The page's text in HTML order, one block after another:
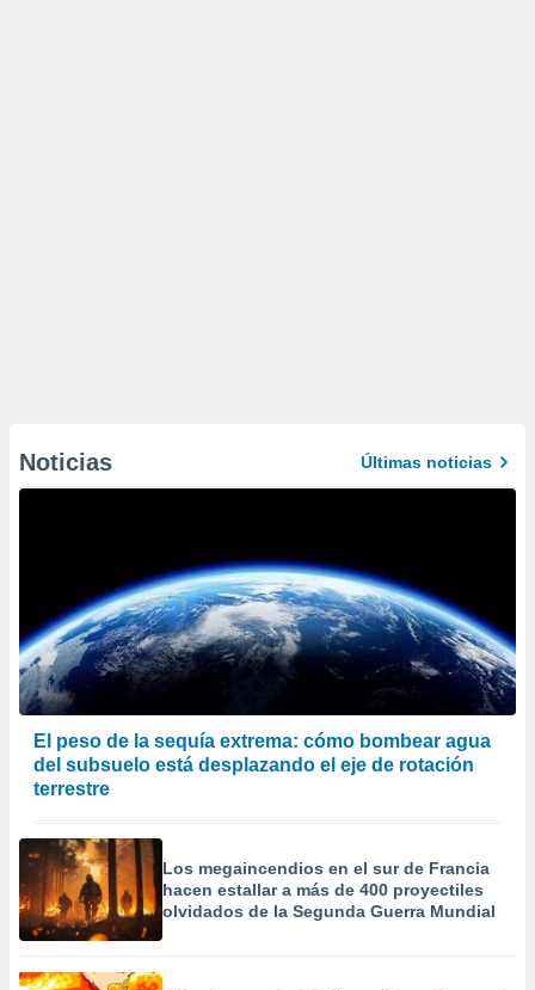
Noticias Últimas noticias
El peso de la sequía extrema: cómo bombear agua
del subsuelo está desplazando el eje de rotación
terrestre
Los megaincendios en el sur de Francia
hacen estallar a más de 400 proyectiles
olvidados de la Segunda Guerra Mundial